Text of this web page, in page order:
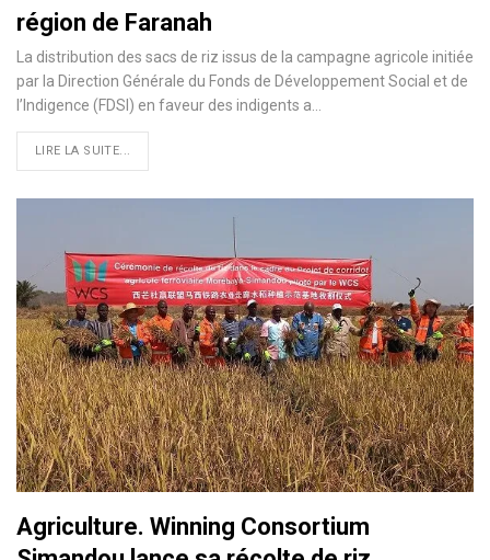
région de Faranah
La distribution des sacs de riz issus de la campagne agricole initiée
par la Direction Générale du Fonds de Développement Social et de
l’Indigence (FDSI) en faveur des indigents a…
LIRE LA SUITE...
Agriculture. Winning Consortium